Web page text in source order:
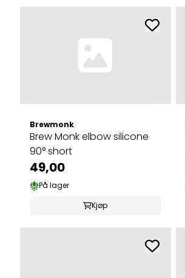
Brewmonk
Brew Monk elbow silicone
90° short
49,00
På lager
Kjøp